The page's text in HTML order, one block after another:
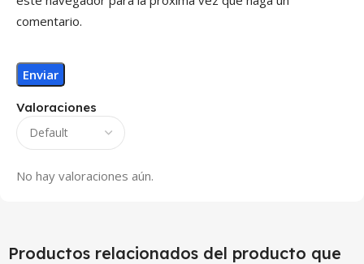
Valoraciones
No hay valoraciones aún.
comentario.
Productos relacionados del producto que